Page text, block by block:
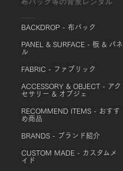
布バック等の背景レンタル
BACKDROP - 布バック
PANEL & SURFACE - 板 & パネ
ル
FABRIC - ファブリック
ACCESSORY & OBJECT - アク
セサリー & オブジェ
RECOMMEND ITEMS - おすす
め商品
BRANDS - ブランド紹介
CUSTOM MADE - カスタムメ
イド